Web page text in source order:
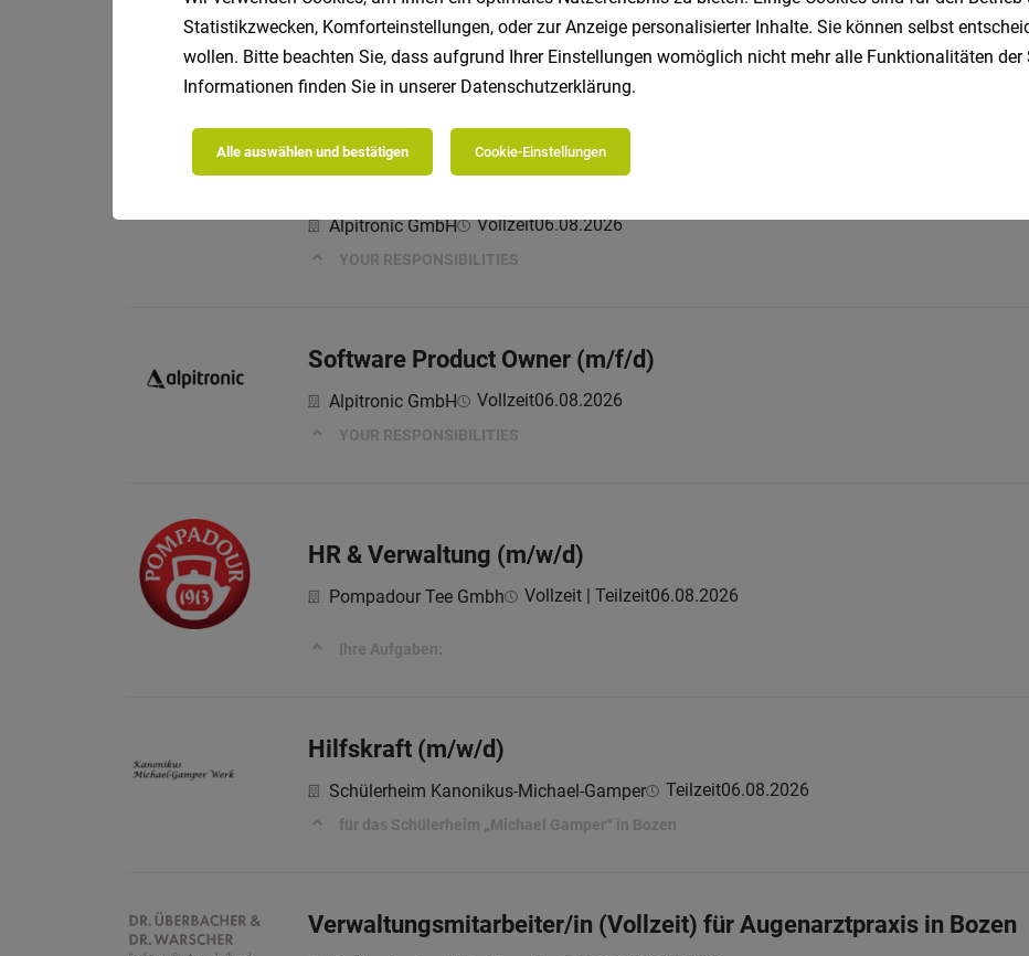
Pierre True Lifestyle Vollzeit06.08.2026
Wir bieten:
NPI Planner M-BOM (m/f/d)
Alpitronic GmbH Vollzeit06.08.2026
YOUR RESPONSIBILITIES
Software Product Owner (m/f/d)
Alpitronic GmbH Vollzeit06.08.2026
YOUR RESPONSIBILITIES
HR & Verwaltung (m/w/d)
Pompadour Tee Gmbh Vollzeit | Teilzeit06.08.2026
Ihre Aufgaben:
Hilfskraft (m/w/d)
Schülerheim Kanonikus-Michael-Gamper Teilzeit06.08.2026
für das Schülerheim „Michael Gamper“ in Bozen
Verwaltungsmitarbeiter/in (Vollzeit) für Augenarztpraxis in Bozen
Statistikzwecken, Komforteinstellungen, oder zur Anzeige personalisierter Inhalte. Sie können selbst
wollen. Bitte beachten Sie, dass aufgrund Ihrer Einstellungen womöglich nicht mehr alle Funktionalitäten der
Informationen finden Sie in unserer Datenschutzerklärung.
Alle auswählen und bestätigen Cookie-Einstellungen